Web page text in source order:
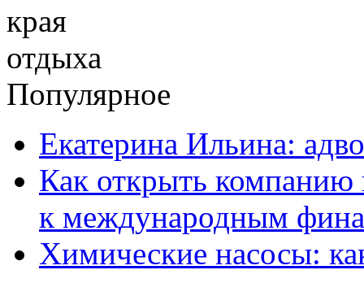
Популярное
Екатерина Ильина:
Как открыть компанию
к международным
Химические насосы: